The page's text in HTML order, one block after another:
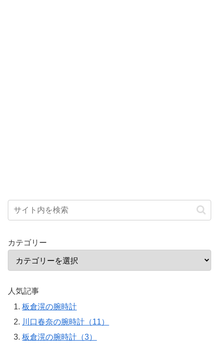
カテゴリー
人気記事
板倉滉の腕時計
川口春奈の腕時計（11）
板倉滉の腕時計（3）